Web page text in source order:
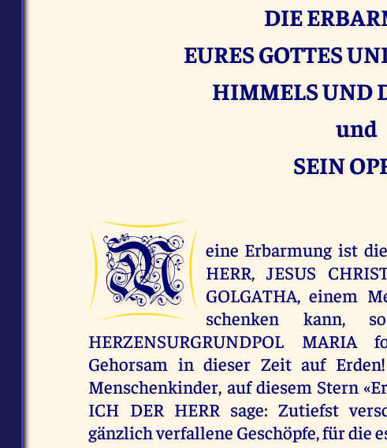
DIE
EURES GOTTES
HIMMELS UND
und
SEIN
M
eine Erbarmung ist
HERR, JESUS
GOLGATHA, einem
schenken kann,
HERZENSURGRUNDPOL
Gehorsam in dieser Zeit auf
Menschenkinder, auf diesem Stern
ICH DER HERR sage: Zutiefst
gänzlich verfallene Geschöpfe, für die